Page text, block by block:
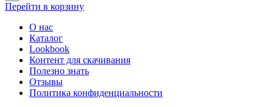
Перейти в корзину
О нас
Каталог
Lookbook
Контент для скачивания
Полезно знать
Отзывы
Политика конфиденциальности